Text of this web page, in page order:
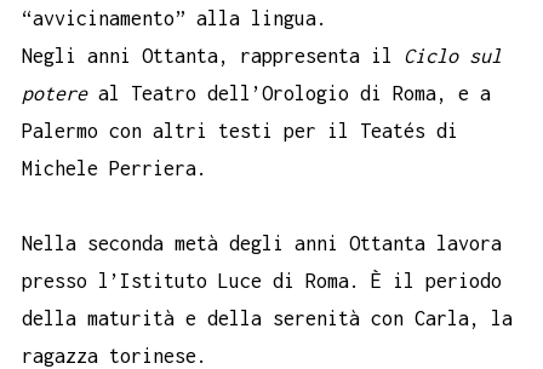
“avvicinamento” alla lingua.
Negli anni Ottanta, rappresenta il Ciclo sul
potereal Teatro dell’Orologio di Roma, e a
Palermo con altri testi per il Teatés di
Michele Perriera.
Nella seconda metà degli anni Ottanta lavora
presso l’Istituto Luce di Roma. È il periodo
della maturità e della serenità con Carla, la
ragazza torinese.